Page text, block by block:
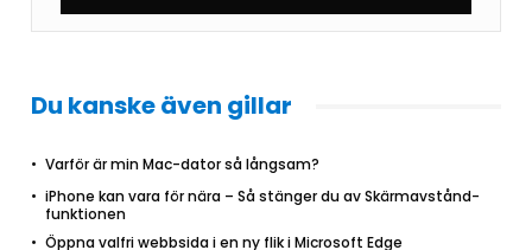
Du kanske även gillar
Varför är min Mac-dator så långsam?
iPhone kan vara för nära – Så stänger du av Skärmavstånd-
funktionen
Öppna valfri webbsida i en ny flik i Microsoft Edge